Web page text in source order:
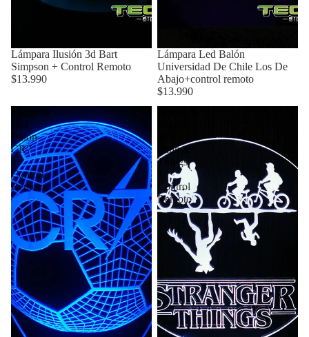
Lámpara Ilusión 3d Bart
Simpson + Control Remoto
$13.990
Lámpara Led Balón
Universidad De Chile Los De
Abajo+control remoto
$13.990
Lámpara
Led
Balón
CR7
+
Control
Remoto
Stranger
Things
Control
Remoto